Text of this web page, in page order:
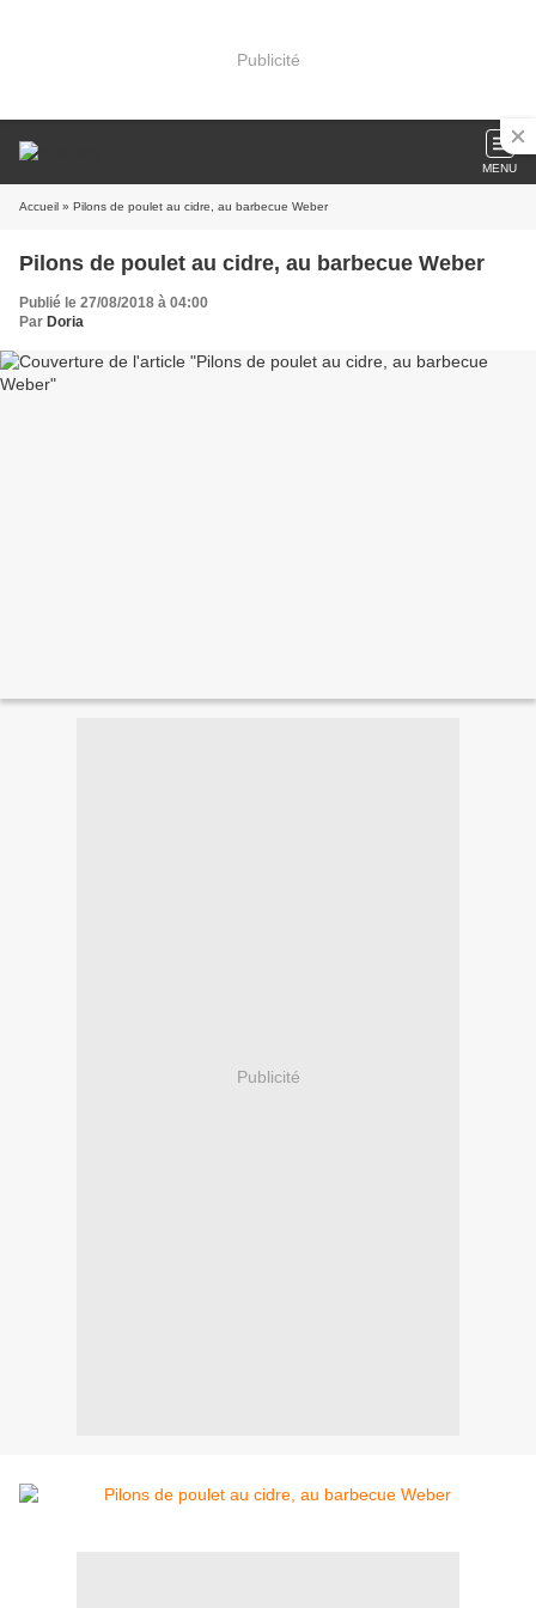
Publicité
MENU
Accueil » Pilons de poulet au cidre, au barbecue Weber
Pilons de poulet au cidre, au barbecue Weber
Publié le 27/08/2018 à 04:00
Par Doria
Publicité